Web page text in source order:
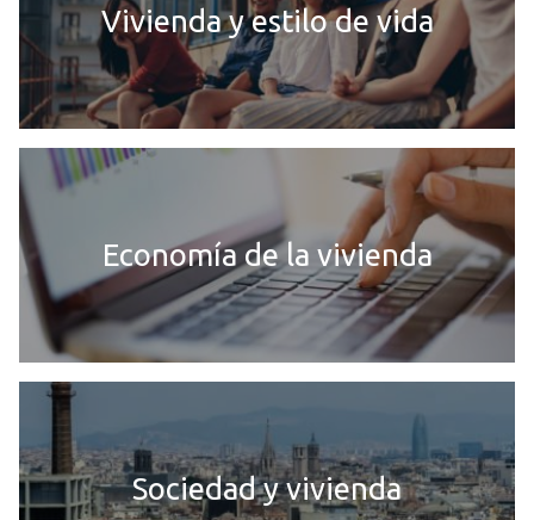
Vivienda y estilo de vida
Economía de la vivienda
Sociedad y vivienda